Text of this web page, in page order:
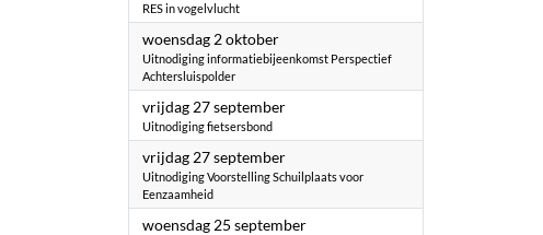
RES in vogelvlucht
woensdag 2 oktober2024
Uitnodiging informatiebijeenkomst Perspectief
Achtersluispolder
vrijdag 27 september2024
Uitnodiging fietsersbond
vrijdag 27 september2024
Uitnodiging Voorstelling Schuilplaats voor
Eenzaamheid
woensdag 25 september2024